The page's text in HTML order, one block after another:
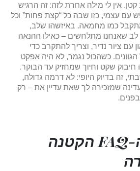
קטן. אין לי מילה אחרת לזה: זה הרגיש
עם עצמי, כזו שבה כל “קצת פחות” וכל
כמו מחמאה. באיזשהו שלב,
שאנחנו מתלחשים – כאילו ההנאה
עם ציור נדיר, וצריך להתקרב כדי
כשהכול נגמר, לא היה אפקט
חיבוק שקט וחיוך שמחזיק עד הבוקר.
זה בדיוק היופי: לא דרמה גדולה,
שמזכירה לך שאת עדיין את – רק
פינת ה-FAQ הקטנה